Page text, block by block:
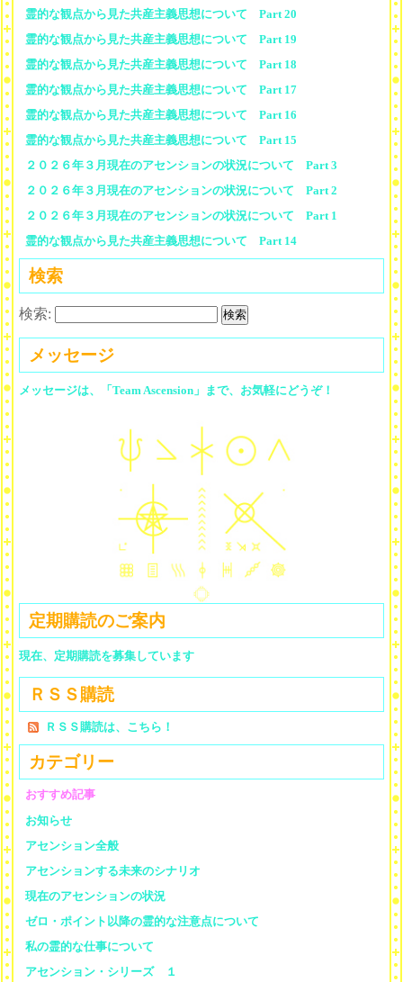
霊的な観点から見た共産主義思想について Part 20
霊的な観点から見た共産主義思想について Part 19
霊的な観点から見た共産主義思想について Part 18
霊的な観点から見た共産主義思想について Part 17
霊的な観点から見た共産主義思想について Part 16
霊的な観点から見た共産主義思想について Part 15
２０２６年３月現在のアセンションの状況について Part 3
２０２６年３月現在のアセンションの状況について Part 2
２０２６年３月現在のアセンションの状況について Part 1
霊的な観点から見た共産主義思想について Part 14
検索
検索:
メッセージ
メッセージは、「Team Ascension」まで、お気軽にどうぞ！
定期購読のご案内
現在、定期購読を募集しています
ＲＳＳ購読
ＲＳＳ購読は、こちら！
カテゴリー
おすすめ記事
お知らせ
アセンション全般
アセンションする未来のシナリオ
現在のアセンションの状況
ゼロ・ポイント以降の霊的な注意点について
私の霊的な仕事について
アセンション・シリーズ １